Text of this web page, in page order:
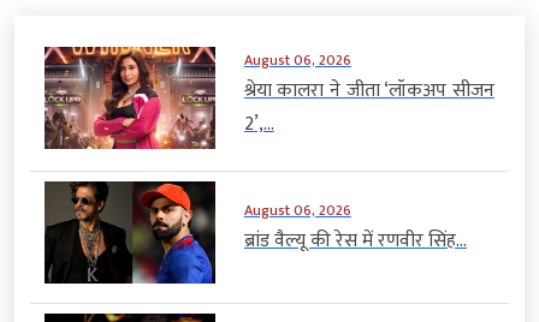
August 06, 2026
श्रेया कालरा ने जीता ‘लॉकअप सीजन
2’,...
August 06, 2026
ब्रांड वैल्यू की रेस में रणवीर सिंह...